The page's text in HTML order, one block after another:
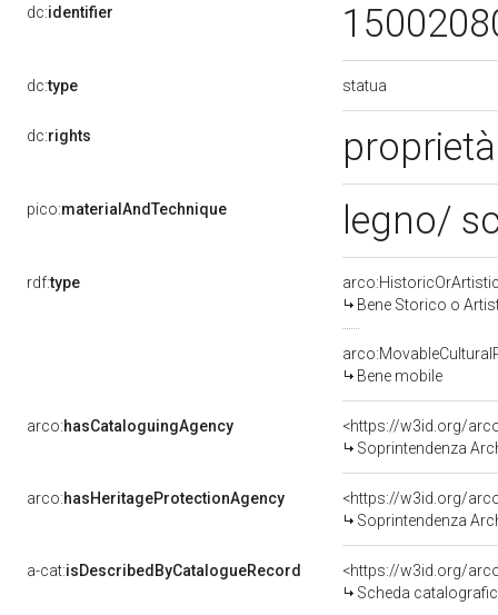
dc:identifier
dc:type statua
dc:rights
pico:materialAndTechnique legno/
rdf:type
Bene Storico o
Bene mobile
arco:hasCataloguingAgency
<https://w3id.org/
Soprintendenza
arco:hasHeritageProtectionAgency
<https://w3id.org/
Soprintendenza
a-cat:isDescribedByCatalogueRecord
<https://w3id.org/
Scheda